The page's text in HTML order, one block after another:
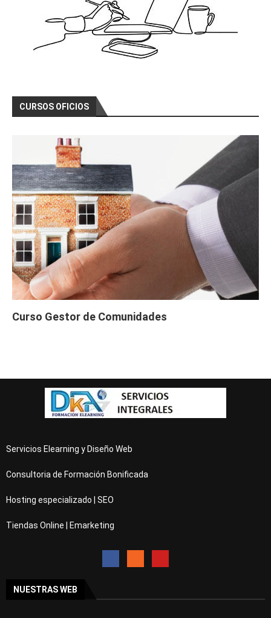
CURSOS OFICIOS
Curso Gestor de Comunidades
Servicios Elearning y Diseño Web
Consultoria de Formación Bonificada
Hosting especializado | SEO
Tiendas Online | Emarketing
NUESTRAS WEB